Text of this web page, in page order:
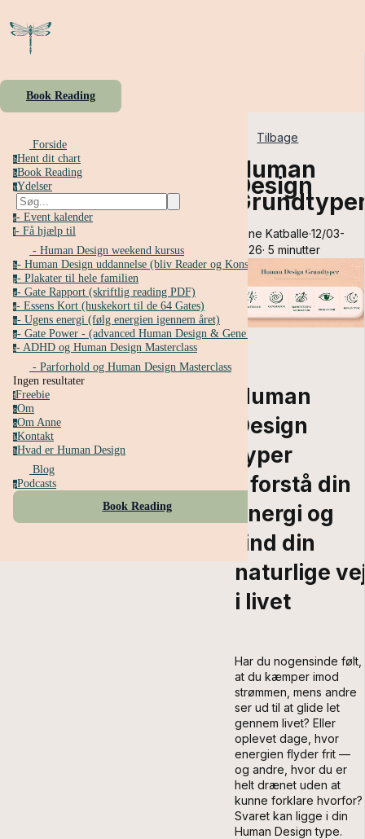
Book Reading
Forside
hHent dit chart
bBook Reading
yYdelser
e- Event kalender
f- Få hjælp til
- Human Design weekend kursus
h- Human Design uddannelse (bliv Reader og Konsulent)
p- Plakater til hele familien
g- Gate Rapport (skriftlig reading PDF)
e- Essens Kort (huskekort til de 64 Gates)
u- Ugens energi (følg energien igennem året)
g- Gate Power - (advanced Human Design & Gene Key kursus)
a- ADHD og Human Design Masterclass
- Parforhold og Human Design Masterclass
Ingen resultater
fFreebie
oOm
oOm Anne
kKontakt
hHvad er Human Design
Blog
pPodcasts
Book Reading
Tilbage
Human
Design
Anne Katballe·12/03-
2026· 5 minutter
Human
Design
typer
– forstå din
energi og
find din
naturlige
i livet
Har du nogensinde følt,
at du kæmper imod
strømmen, mens andre
ser ud til at glide let
gennem livet? Eller
oplevet dage, hvor
energien flyder frit —
og andre, hvor du er
helt drænet uden at
kunne forklare hvorfor?
Svaret kan ligge i din
Human Design type.